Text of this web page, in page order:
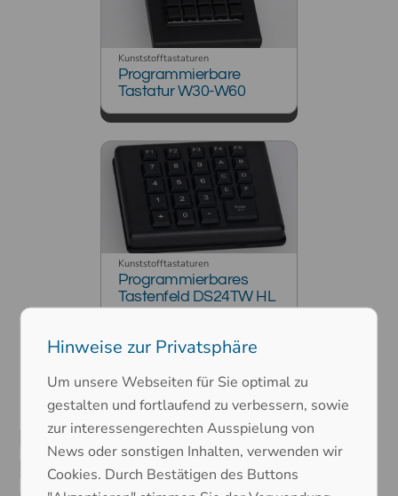
Kunststofftastaturen
Programmierbare
Tastatur W30-W60
Kunststofftastaturen
Programmierbares
Tastenfeld DS24TW HL
Industrietastaturen aus
Kunststoff für jeden
Hinweise zur Privatsphäre
Um unsere Webseiten für Sie optimal zu
gestalten und fortlaufend zu verbessern, sowie
zur interessengerechten Ausspielung von
News oder sonstigen Inhalten, verwenden wir
Cookies. Durch Bestätigen des Buttons